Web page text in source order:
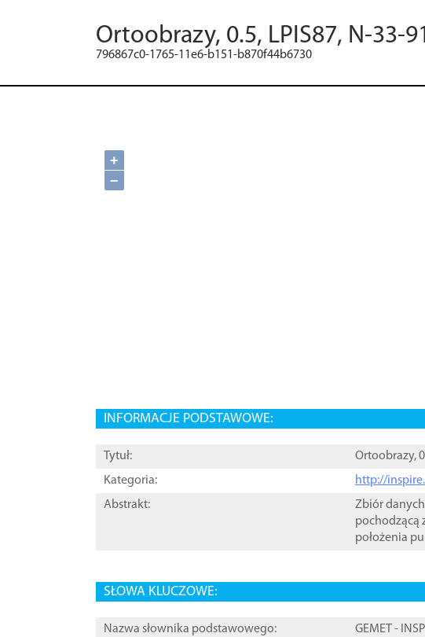
Ortoobrazy, 0.5, LPIS87, N-33-
796867c0-1765-11e6-b151-b870f44b6730
+
−
INFORMACJE PODSTAWOWE:
Tytuł:
Ortoobrazy,
Kategoria:
http://
Abstrakt:
Zbiór
pochodzącą
położenia
SŁOWA KLUCZOWE:
Nazwa słownika podstawowego:
GEMET -